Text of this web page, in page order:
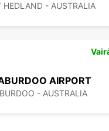
HEDLAND - AUSTRALIA
AIRPORT
- AUSTRALIA